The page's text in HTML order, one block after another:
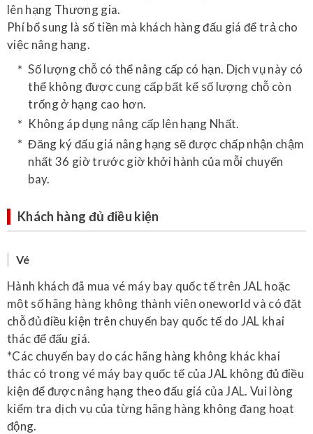
lên hạng Thương gia.
Phí bổ sung là số tiền mà khách hàng đấu giá để trả cho
việc nâng hạng.
Số lượng chỗ có thể nâng cấp có hạn. Dịch vụ này có
thể không được cung cấp bất kể số lượng chỗ còn
trống ở hạng cao hơn.
Không áp dụng nâng cấp lên hạng Nhất.
Đăng ký đấu giá nâng hạng sẽ được chấp nhận chậm
nhất 36 giờ trước giờ khởi hành của mỗi chuyến
bay.
Khách hàng đủ điều kiện
Vé
Hành khách đã mua vé máy bay quốc tế trên JAL hoặc
một số hãng hàng không thành viên oneworld và có đặt
chỗ đủ điều kiện trên chuyến bay quốc tế do JAL khai
thác để đấu giá.
*Các chuyến bay do các hãng hàng không khác khai
thác có trong vé máy bay quốc tế của JAL không đủ điều
kiện để được nâng hạng theo đấu giá của JAL. Vui lòng
kiểm tra dịch vụ của từng hãng hàng không đang hoạt
động.